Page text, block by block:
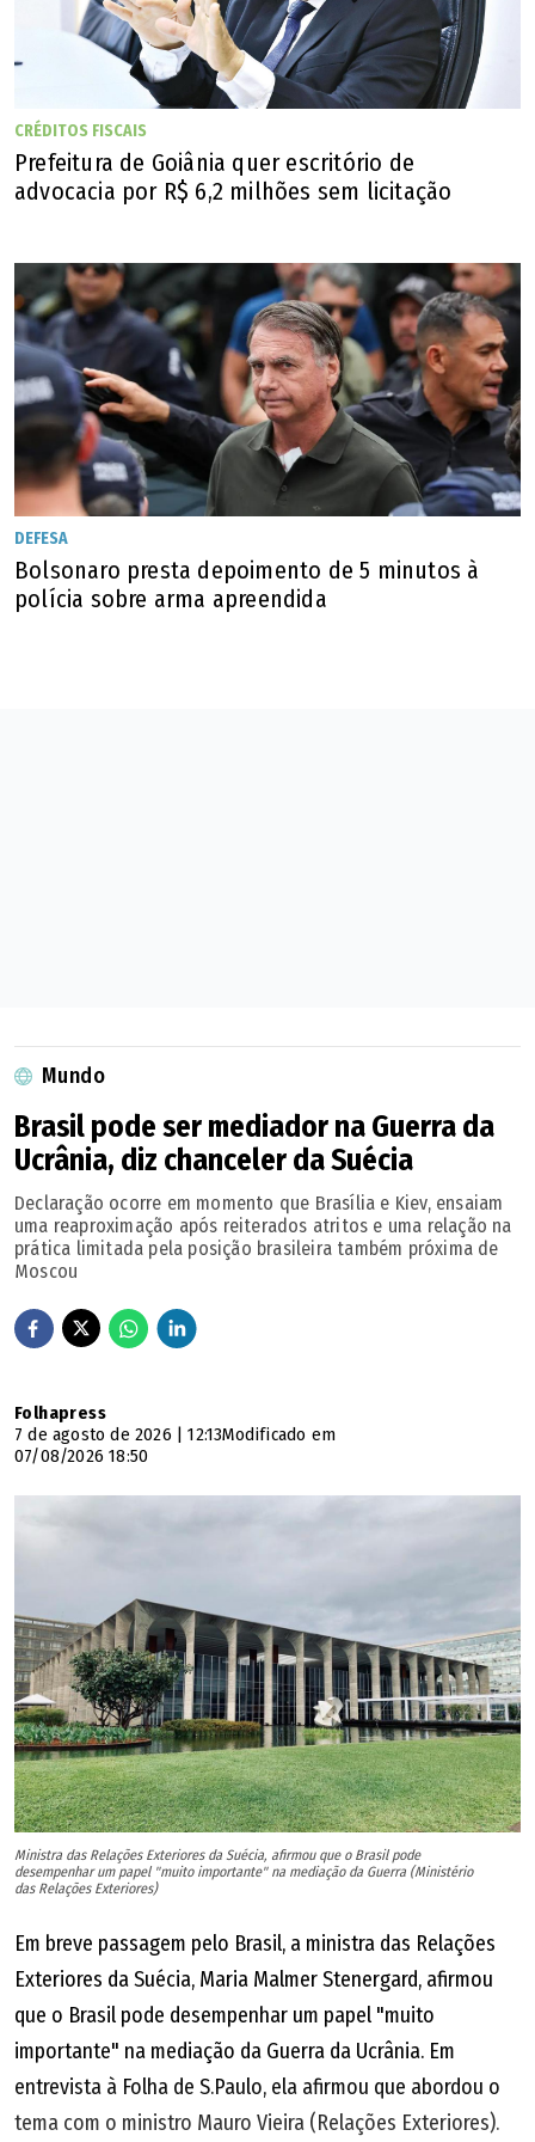
CRÉDITOS FISCAIS
Prefeitura de Goiânia quer escritório de
advocacia por R$ 6,2 milhões sem licitação
DEFESA
Bolsonaro presta depoimento de 5 minutos à
polícia sobre arma apreendida
Mundo
Brasil pode ser mediador na Guerra da
Ucrânia, diz chanceler da Suécia
Declaração ocorre em momento que Brasília e Kiev, ensaiam
uma reaproximação após reiterados atritos e uma relação na
prática limitada pela posição brasileira também próxima de
Moscou
Folhapress
7 de agosto de 2026 | 12:13Modificado em
07/08/2026 18:50
Ministra das Relações Exteriores da Suécia, afirmou que o Brasil pode
desempenhar um papel "muito importante" na mediação da Guerra (Ministério
das Relações Exteriores)
Em breve passagem pelo Brasil, a ministra das Relações
Exteriores da Suécia, Maria Malmer Stenergard, afirmou
que o Brasil pode desempenhar um papel "muito
importante" na mediação da Guerra da Ucrânia. Em
entrevista à Folha de S.Paulo, ela afirmou que abordou o
tema com o ministro Mauro Vieira (Relações Exteriores).